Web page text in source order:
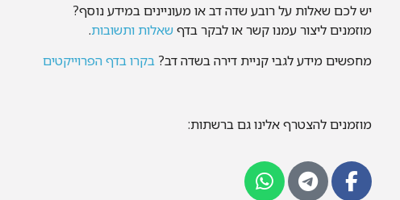
יש לכם שאלות על רובע שדה דב או מעוניינים במידע נוסף?
מוזמנים ליצור עמנו קשר או לבקר בדףשאלות ותשובות.
מחפשים מידע לגבי קניית דירה בשדה דב? בקרו בדף הפרוייקטים
מוזמנים להצטרף אלינו גם ברשתות: